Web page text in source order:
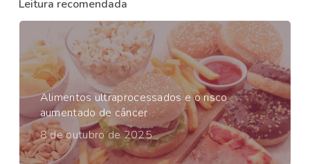
Leitura recomendada
Alimentos ultraprocessados e o risco
aumentado de câncer
8 de outubro de 2025